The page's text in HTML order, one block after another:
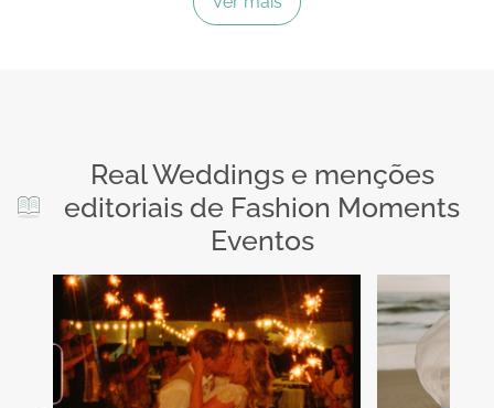
Real Weddings e menções
editoriais de Fashion Moments
Eventos